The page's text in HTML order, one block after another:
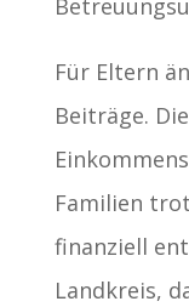
Für Eltern
Beiträge.
Familien
finanziell
Landkreis,